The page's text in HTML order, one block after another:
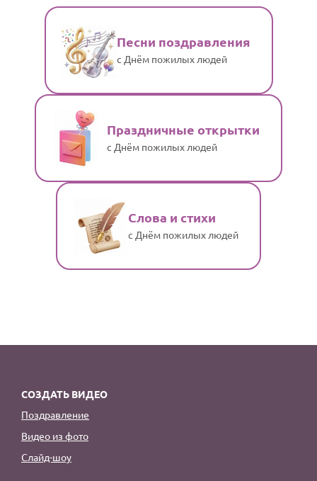
Песни поздравления
с Днём пожилых людей
Праздничные открытки
с Днём пожилых людей
Слова и стихи
с Днём пожилых людей
СОЗДАТЬ ВИДЕО
Поздравление
Видео из фото
Слайд-шоу